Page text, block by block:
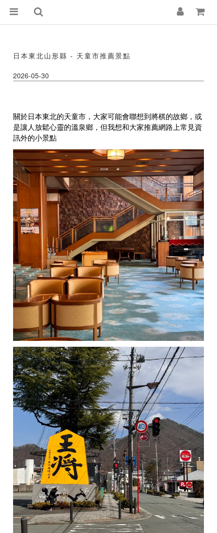
日本東北山形縣 - 天童市推薦景點
2026-05-30
關於日本東北的天童市，大家可能會聯想到將棋的故鄉，或
是讓人放鬆心靈的溫泉鄉，但我想和大家推薦網路上常見資
訊外的小景點